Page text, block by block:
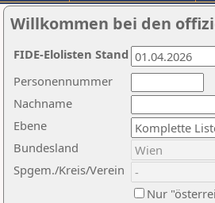
Willkommen bei den
Nachname
Ebene
Personennummer
Bundesland
Spgem./Kreis/Verein
Nur
FIDE-Elolisten Stand